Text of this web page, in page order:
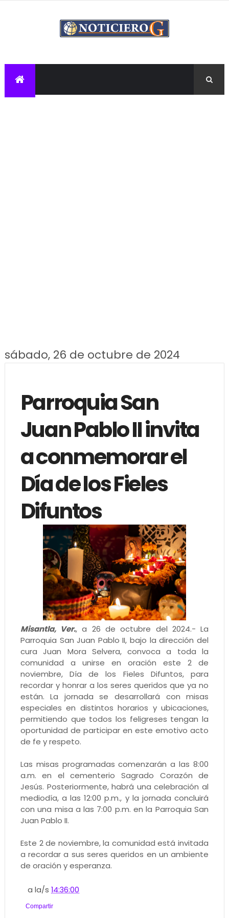
sábado, 26 de octubre de 2024
Parroquia San
Juan Pablo II invita
a conmemorar el
Día de los Fieles
Difuntos
Misantla, Ver., a 26 de octubre del 2024.- La
Parroquia San Juan Pablo II, bajo la dirección del
cura Juan Mora Selvera, convoca a toda la
comunidad a unirse en oración este 2 de
noviembre, Día de los Fieles Difuntos, para
recordar y honrar a los seres queridos que ya no
están. La jornada se desarrollará con misas
especiales en distintos horarios y ubicaciones,
permitiendo que todos los feligreses tengan la
oportunidad de participar en este emotivo acto
de fe y respeto.
Las misas programadas comenzarán a las 8:00
a.m. en el cementerio Sagrado Corazón de
Jesús. Posteriormente, habrá una celebración al
mediodía, a las 12:00 p.m., y la jornada concluirá
con una misa a las 7:00 p.m. en la Parroquia San
Juan Pablo II.
Este 2 de noviembre, la comunidad está invitada
a recordar a sus seres queridos en un ambiente
de oración y esperanza.
a la/s14:36:00
Compartir